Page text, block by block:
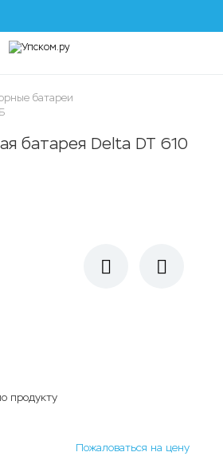
батареи
батарея Delta DT 610
продукту
Пожаловаться на цену